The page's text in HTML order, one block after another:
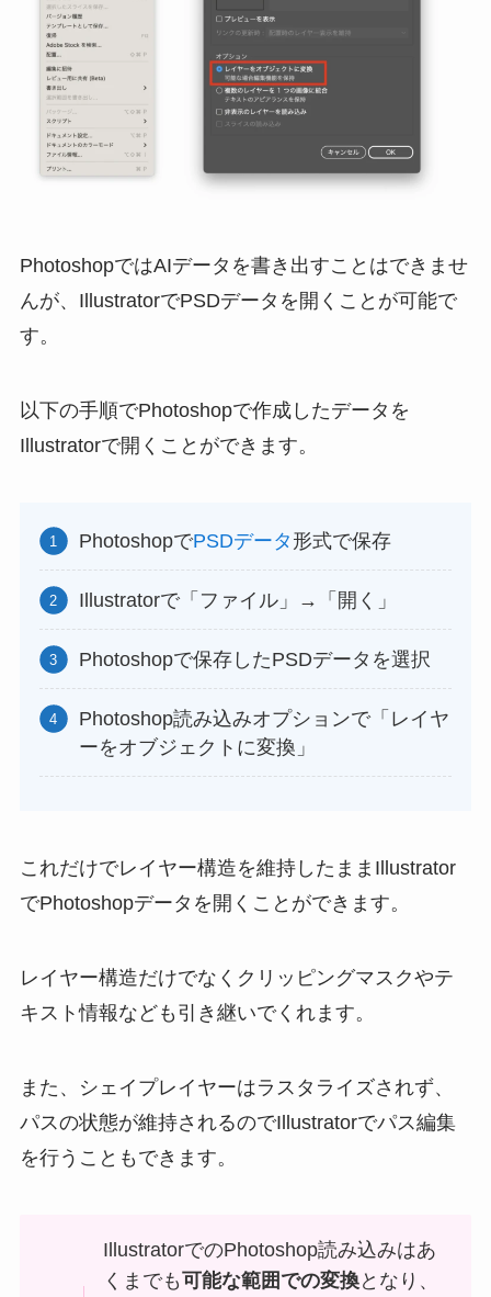
PhotoshopではAIデータを書き出すことはできませ
んが、IllustratorでPSDデータを開くことが可能で
す。
以下の手順でPhotoshopで作成したデータを
Illustratorで開くことができます。
PhotoshopでPSDデータ 形式で保存
Illustratorで「ファイル」→「開く」
Photoshopで保存したPSDデータを選択
Photoshop読み込みオプションで「レイヤ
ーをオブジェクトに変換」
これだけでレイヤー構造を維持したままIllustrator
でPhotoshopデータを開くことができます。
レイヤー構造だけでなくクリッピングマスクやテ
キスト情報なども引き継いでくれます。
また、シェイプレイヤーはラスタライズされず、
パスの状態が維持されるのでIllustratorでパス編集
を行うこともできます。
IllustratorでのPhotoshop読み込みはあ
くまでも可能な範囲での変換となり、